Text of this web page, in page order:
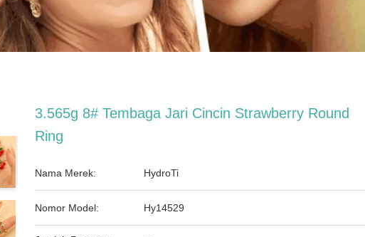
3.565g 8# Tembaga Jari Cincin Strawberry Round
Ring
Nama Merek: HydroTi
Nomor Model: Hy14529